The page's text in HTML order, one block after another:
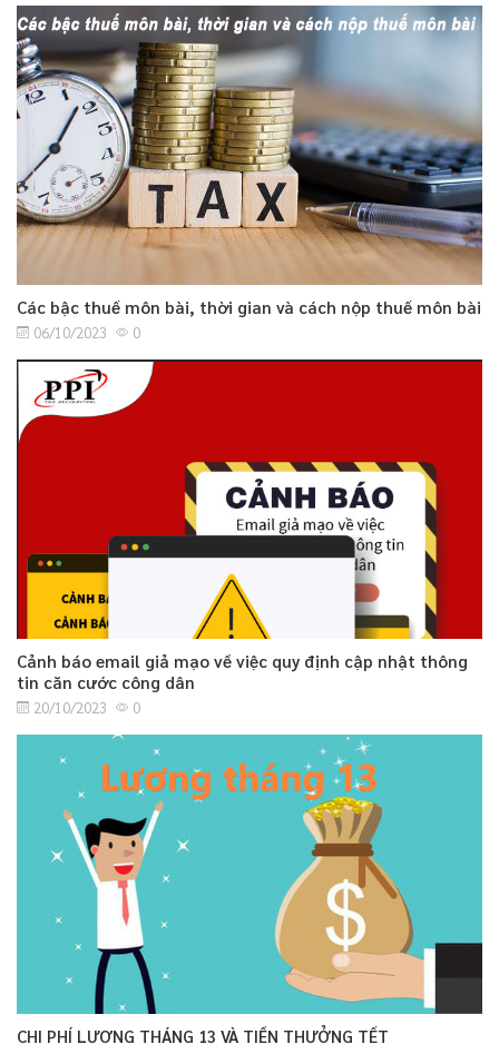
Các bậc thuế môn bài, thời gian và cách nộp thuế môn bài
06/10/2023 0
Cảnh báo email giả mạo về việc quy định cập nhật thông
tin căn cước công dân
20/10/2023 0
CHI PHÍ LƯƠNG THÁNG 13 VÀ TIỀN THƯỞNG TẾT